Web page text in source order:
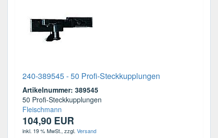
240-389545 - 50 Profi-Steckkupplungen
Artikelnummer: 389545
50 Profi-Steckkupplungen
Fleischmann
104,90 EUR
inkl. 19 % MwSt., zzgl. Versand